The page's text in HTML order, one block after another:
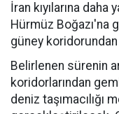
İran kıyılarına
Hürmüz Boğazı'na
güney koridorundan
Belirlenen sürenin
koridorlarından
deniz taşımacılığı